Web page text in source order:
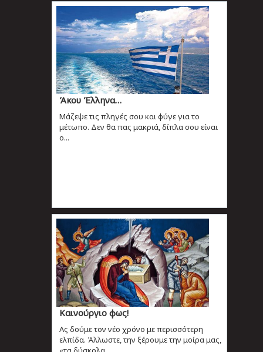
Άκου Έλληνα…
Μάζεψε τις πληγές σου και φύγε για το
μέτωπο. Δεν θα πας μακριά, δίπλα σου είναι
ο...
Καινούργιο φως!
Aς δούμε τον νέο χρόνο με περισσότερη
ελπίδα. Άλλωστε, την ξέρουμε την μοίρα μας,